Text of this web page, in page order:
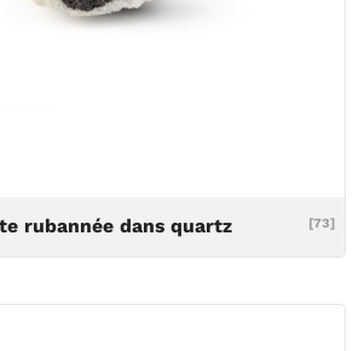
[73]
rubannée dans quartz